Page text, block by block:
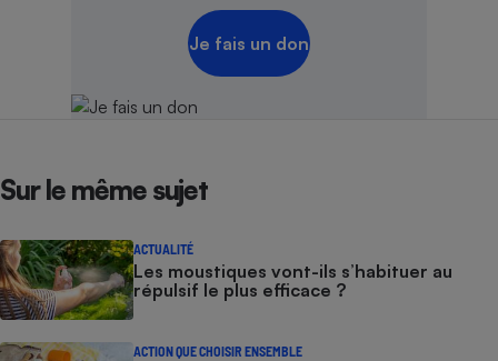
Je fais un don
Sur le même sujet
ACTUALITÉ
Les moustiques vont-ils s’habituer au
répulsif le plus efficace ?
ACTION QUE CHOISIR ENSEMBLE